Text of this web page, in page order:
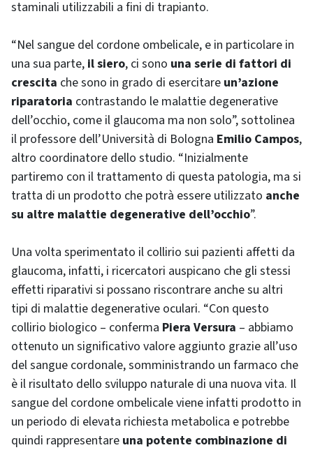
staminali utilizzabili a fini di trapianto.
“Nel sangue del cordone ombelicale, e in particolare in
una sua parte, il siero, ci sono una serie di fattori di
crescita che sono in grado di esercitare un’azione
riparatoria contrastando le malattie degenerative
dell’occhio, come il glaucoma ma non solo”, sottolinea
il professore dell’Università di Bologna Emilio Campos,
altro coordinatore dello studio. “Inizialmente
partiremo con il trattamento di questa patologia, ma si
tratta di un prodotto che potrà essere utilizzato anche
su altre malattie degenerative dell’occhio”.
Una volta sperimentato il collirio sui pazienti affetti da
glaucoma, infatti, i ricercatori auspicano che gli stessi
effetti riparativi si possano riscontrare anche su altri
tipi di malattie degenerative oculari. “Con questo
collirio biologico – conferma Piera Versura – abbiamo
ottenuto un significativo valore aggiunto grazie all’uso
del sangue cordonale, somministrando un farmaco che
è il risultato dello sviluppo naturale di una nuova vita. Il
sangue del cordone ombelicale viene infatti prodotto in
un periodo di elevata richiesta metabolica e potrebbe
quindi rappresentare una potente combinazione di